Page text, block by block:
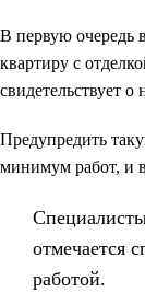
В первую очередь
квартиру с
свидетельствует
Предупредить
минимум работ, и
отмечается
работой.